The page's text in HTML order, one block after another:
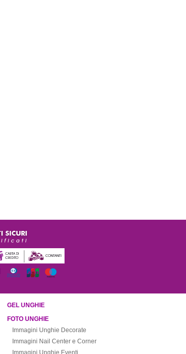
GEL UNGHIE
FOTO UNGHIE
Immagini Unghie Decorate
Immagini Nail Center e Corner